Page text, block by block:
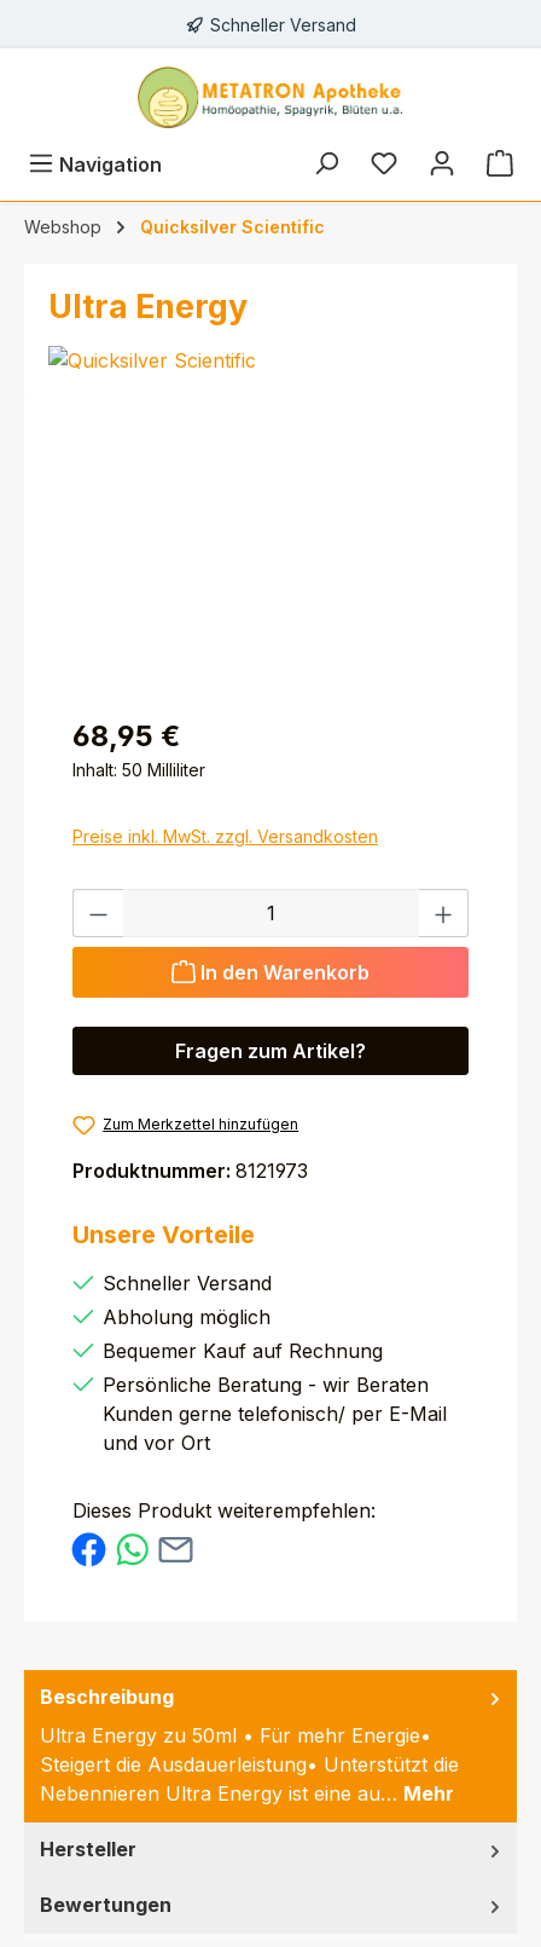
Schneller Versand
Navigation
Webshop Quicksilver Scientific
Ultra Energy
68,95 €
Inhalt: 50 Milliliter
Preise inkl. MwSt. zzgl. Versandkosten
Produkt Anzahl: Gib den gewünschten Wert ein
In den Warenkorb
Fragen zum Artikel?
Zum Merkzettel hinzufügen
Produktnummer: 8121973
Unsere Vorteile
Schneller Versand
Abholung möglich
Bequemer Kauf auf Rechnung
Persönliche Beratung - wir Beraten
Kunden gerne telefonisch/ per E-Mail
und vor Ort
Dieses Produkt weiterempfehlen:
Beschreibung
Ultra Energy zu 50ml • Für mehr Energie•
Steigert die Ausdauerleistung• Unterstützt die
Nebennieren Ultra Energy ist eine au… Mehr
Hersteller
Bewertungen